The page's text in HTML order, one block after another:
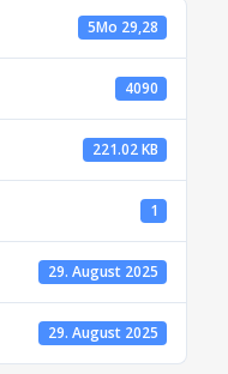
5Mo 29,28
4090
221.02 KB
1
29. August 2025
29. August 2025